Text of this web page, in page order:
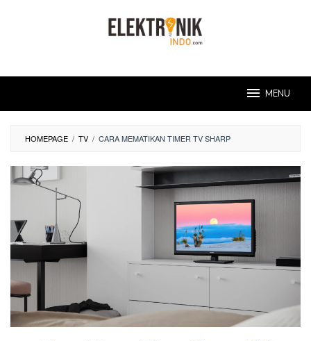
MENU
HOMEPAGE / TV / CARA MEMATIKAN TIMER TV SHARP